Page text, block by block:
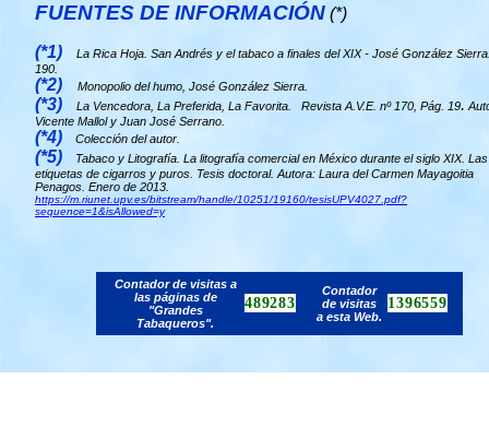
FUENTES DE INFORMACIÓN (*)
(*1)
La Rica Hoja. San Andrés y el tabaco a finales del XIX - José González
190.
(*2) Monopolio del humo, José González Sierra.
(*3) La Vencedora, La Preferida, La Favorita. Revista A.V.E. nº 170, Pág. 19.
Vicente Mallol y Juan José Serrano.
(*4) Colección del autor.
(*5)
Tabaco y Litografía. La litografía comercial en México durante el siglo XIX. Las
etiquetas de cigarros y puros. Tesis doctoral. Autora: Laura del Carmen Mayagoitia
Penagos. Enero de 2013.
https://m.riunet.upv.es/bitstream/handle/10251/19160/tesisUPV4027.pdf?
sequence=1&isAllowed=y
Contador de visitas a
las páginas de
"Grandes
Tabaqueros".
489283
Contador
de visitas
a esta Web.
1396559